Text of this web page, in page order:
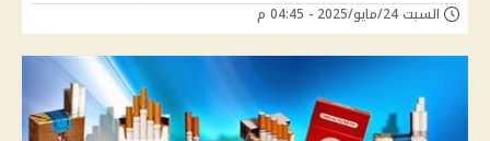
السبت 24/مايو/2025 - 04:45 م